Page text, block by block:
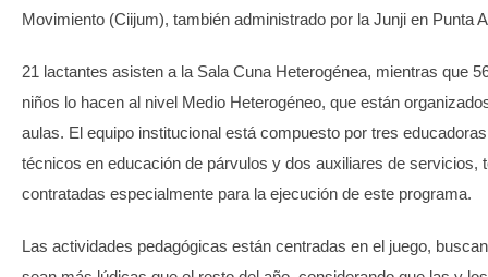
Movimiento (Ciijum), también administrado por la Junji en Punta
21 lactantes asisten a la Sala Cuna Heterogénea, mientras que
niños lo hacen al nivel Medio Heterogéneo, que están
aulas. El equipo institucional está compuesto por tres
técnicos en educación de párvulos y dos auxiliares de servicios,
contratadas especialmente para la ejecución de este programa.
Las actividades pedagógicas están centradas en el juego,